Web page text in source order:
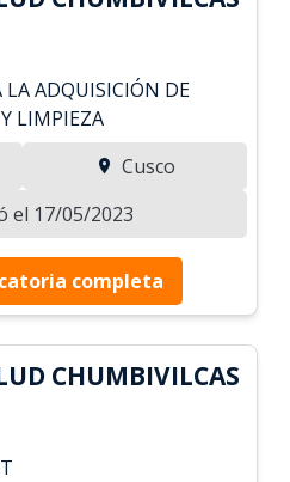
ADQUISICIÓN DE
LIMPIEZA
Cusco
el 17/05/2023
completa
CHUMBIVILCAS